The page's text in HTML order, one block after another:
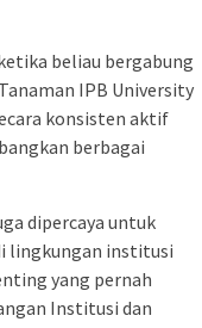
beliau bergabung
IPB University
konsisten aktif
berbagai
dipercaya untuk
lingkungan institusi
yang pernah
Institusi dan